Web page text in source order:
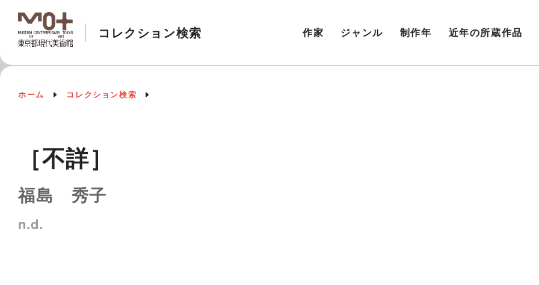
コレクション検索 作家 ジャンル 制作年 近年の所蔵作品
ホーム コレクション検索
［不詳］
福島 秀子
n.d.